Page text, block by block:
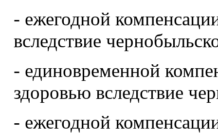
- ежегодной
вследствие
- единовременной
здоровью вследствие
- ежегодной